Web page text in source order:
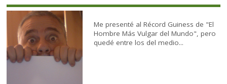
Me presenté al Récord Guiness de "El
Hombre Más Vulgar del Mundo", pero
quedé entre los del medio...